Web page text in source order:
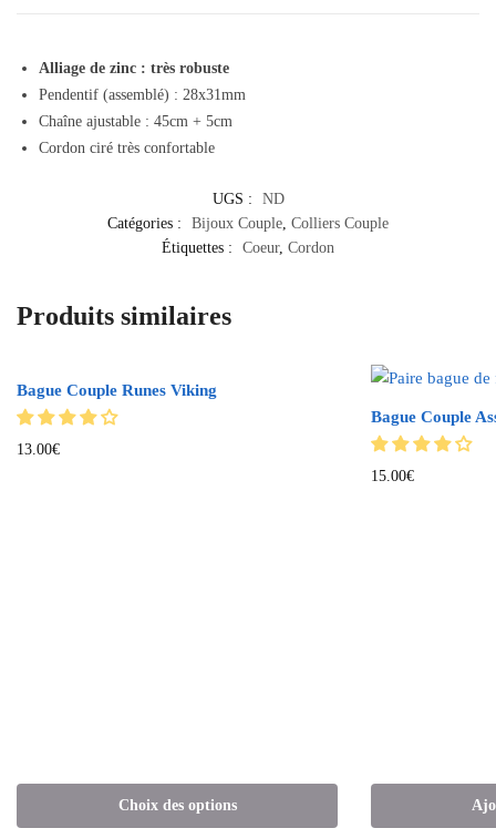
Alliage de zinc : très robuste
Pendentif (assemblé) : 28x31mm
Chaîne ajustable : 45cm + 5cm
Cordon ciré très confortable
UGS :
ND
Catégories :
Bijoux Couple, Colliers Couple
Étiquettes :
Coeur, Cordon
Produits similaires
Bague Couple Runes Viking
13.00€
Choix des options
Bague Couple
15.00€